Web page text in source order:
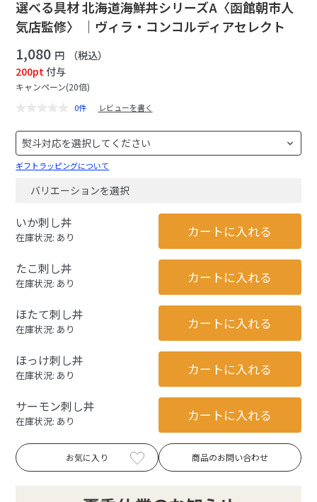
選べる具材 北海道海鮮丼シリーズA〈函館朝市人
気店監修〉 ｜ヴィラ・コンコルディアセレクト
1,080 円
（税込）
200pt 付与
キャンペーン(20倍)
0件 レビューを書く
ギフトラッピングについて
バリエーションを選択
いか刺し丼
在庫状況: あり カートに入れる
たこ刺し丼
在庫状況: あり カートに入れる
ほたて刺し丼
在庫状況: あり カートに入れる
ほっけ刺し丼
在庫状況: あり カートに入れる
サーモン刺し丼
在庫状況: あり カートに入れる
お気に入り 商品のお問い合わせ